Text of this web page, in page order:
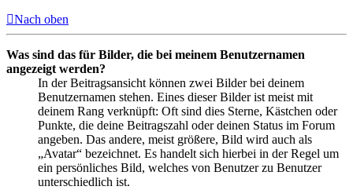
Nach oben
Was sind das für Bilder, die bei meinem Benutzernamen
angezeigt werden?
In der Beitragsansicht können zwei Bilder bei deinem
Benutzernamen stehen. Eines dieser Bilder ist meist mit
deinem Rang verknüpft: Oft sind dies Sterne, Kästchen oder
Punkte, die deine Beitragszahl oder deinen Status im Forum
angeben. Das andere, meist größere, Bild wird auch als
„Avatar“ bezeichnet. Es handelt sich hierbei in der Regel um
ein persönliches Bild, welches von Benutzer zu Benutzer
unterschiedlich ist.